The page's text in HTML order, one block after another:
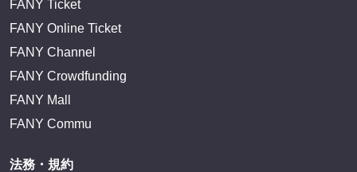
FANY Ticket
FANY Online Ticket
FANY Channel
FANY Crowdfunding
FANY Mall
FANY Commu
法務・規約